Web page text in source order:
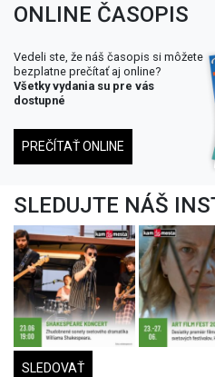
ONLINE ČASOPIS
Vedeli ste, že náš časopis si môžete
bezplatne prečítať aj online?
Všetky vydania su pre vás
dostupné
PREČÍTAŤ ONLINE
SLEDUJTE NÁŠ
SLEDOVAŤ